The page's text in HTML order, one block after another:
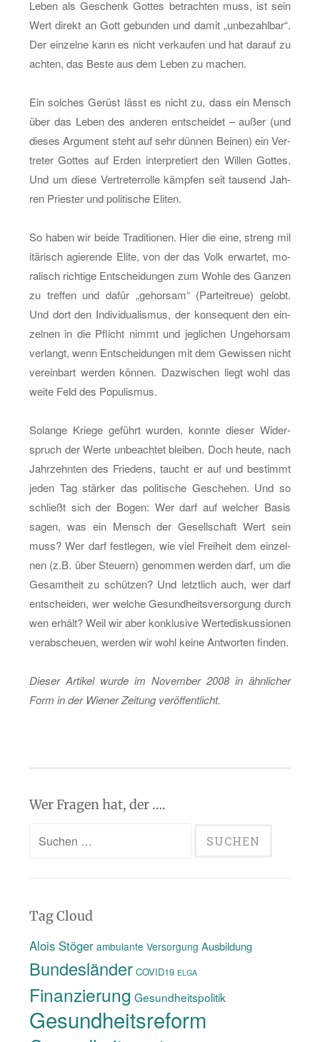
Leben als Ge­schenk Got­tes be­trach­ten muss, ist sein
Wert di­rekt an Gott ge­bun­den und damit „un­be­zahl­bar“.
Der ein­zel­ne kann es nicht ver­kau­fen und hat dar­auf zu
ach­ten, das Beste aus dem Leben zu ma­chen.
Ein sol­ches Ge­rüst lässt es nicht zu, dass ein Mensch
über das Leben des an­de­ren ent­schei­det – außer (und
die­ses Ar­gu­ment steht auf sehr dün­nen Bei­nen) ein Ver­
tre­ter Got­tes auf Erden in­ter­pre­tiert den Wil­len Got­tes.
Und um diese Ver­tre­ter­rol­le kämp­fen seit tau­send Jah­
ren Pries­ter und po­li­ti­sche Eli­ten.
So haben wir beide Tra­di­tio­nen. Hier die eine, streng mi­l
i­tä­risch agie­ren­de Elite, von der das Volk er­war­tet, mo­
ra­lisch rich­ti­ge Ent­schei­dun­gen zum Wohle des Gan­zen
zu tref­fen und dafür „ge­hor­sam“ (Par­tei­treue) ge­lobt.
Und dort den In­di­vi­dua­lis­mus, der kon­se­quent den ein­
zel­nen in die Pflicht nimmt und jeg­li­chen Un­ge­hor­sam
ver­langt, wenn Ent­schei­dun­gen mit dem Ge­wis­sen nicht
ver­ein­bart wer­den kön­nen. Da­zwi­schen liegt wohl das
weite Feld des Po­pu­lis­mus.
So­lan­ge Krie­ge ge­führt wur­den, konn­te die­ser Wi­der­
spruch der Werte un­be­ach­tet blei­ben. Doch heute, nach
Jahr­zehn­ten des Frie­dens, taucht er auf und be­stimmt
jeden Tag stär­ker das po­li­ti­sche Ge­sche­hen. Und so
schließt sich der Bogen: Wer darf auf wel­cher Basis
sagen, was ein Mensch der Ge­sell­schaft Wert sein
muss? Wer darf fest­le­gen, wie viel Frei­heit dem ein­zel­
nen (z.B. über Steu­ern) ge­nom­men wer­den darf, um die
Ge­samt­heit zu schüt­zen? Und letzt­lich auch, wer darf
ent­schei­den, wer wel­che Ge­sund­heits­ver­sor­gung durch
wen er­hält? Weil wir aber kon­klu­si­ve Wer­te­dis­kus­sio­nen
ver­ab­scheu­en, wer­den wir wohl keine Ant­wor­ten fin­den.
Die­ser Ar­ti­kel wurde im No­vem­ber 2008 in ähn­li­cher
Form in der Wie­ner Zei­tung ver­öf­fent­licht.
Wer Fragen hat, der ….
Suchen
Tag Cloud
Alois Stöger ambulante Versorgung Ausbildung
Bundesländer COVID19 ELGA
Finanzierung Gesundheitspolitik
Gesundheitsreform